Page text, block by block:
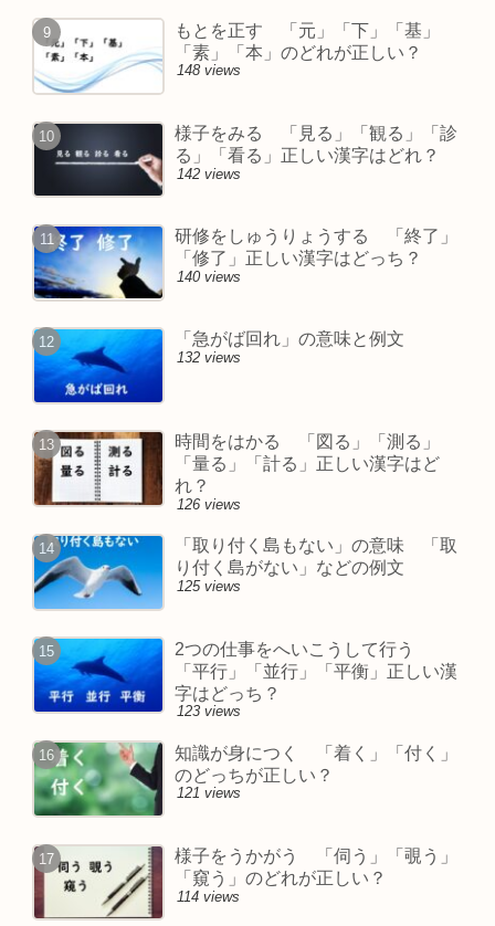
もとを正す 「元」「下」「基」
「素」「本」のどれが正しい？
148 views
様子をみる 「見る」「観る」「診
る」「看る」正しい漢字はどれ？
142 views
研修をしゅうりょうする 「終了」
「修了」正しい漢字はどっち？
140 views
「急がば回れ」の意味と例文
132 views
時間をはかる 「図る」「測る」
「量る」「計る」正しい漢字はど
れ？
126 views
「取り付く島もない」の意味 「取
り付く島がない」などの例文
125 views
2つの仕事をへいこうして行う
「平行」「並行」「平衡」正しい漢
字はどっち？
123 views
知識が身につく 「着く」「付く」
のどっちが正しい？
121 views
様子をうかがう 「伺う」「覗う」
「窺う」のどれが正しい？
114 views